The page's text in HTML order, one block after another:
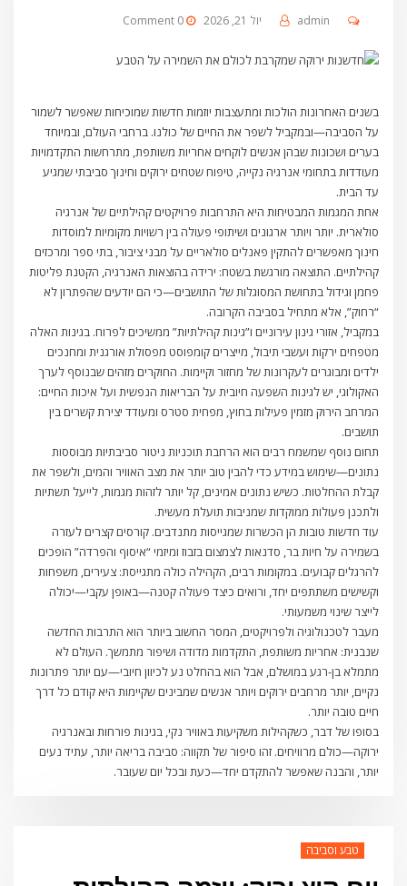
יול 21, 2026 admin
0 Comment
בשנים האחרונות הולכות ומתעצבות יוזמות חדשות שמוכיחות שאפשר לשמור
על הסביבה—ובמקביל לשפר את החיים של כולנו. ברחבי העולם, ובמיוחד
בערים ושכונות שבהן אנשים לוקחים אחריות משותפת, מתרחשות התקדמויות
מעודדות בתחומי אנרגיה נקייה, טיפוח שטחים ירוקים וחינוך סביבתי שמגיע
עד הבית.
אחת המגמות המבטיחות היא התרחבות פרויקטים קהילתיים של אנרגיה
סולארית. יותר ויותר ארגונים ושיתופי פעולה בין רשויות מקומיות למוסדות
חינוך מאפשרים להתקין פאנלים סולאריים על מבני ציבור, בתי ספר ומרכזים
קהילתיים. התוצאה מורגשת בשטח: ירידה בהוצאות האנרגיה, הקטנת פליטות
פחמן וגידול בתחושת המסוגלות של התושבים—כי הם יודעים שהפתרון לא
“רחוק”, אלא מתחיל בסביבה הקרובה.
במקביל, אזורי גינון עירוניים ו”גינות קהילתיות” ממשיכים לפרוח. בגינות האלה
מטפחים ירקות ועשבי תיבול, מייצרים קומפוסט מפסולת אורגנית ומחנכים
ילדים ומבוגרים לעקרונות של מחזור וקיימות. החוקרים מזהים שבנוסף לערך
האקולוגי, יש לגינות השפעה חיובית על הבריאות הנפשית ועל איכות החיים:
המרחב הירוק מזמין פעילות בחוץ, מפחית סטרס ומעודד יצירת קשרים בין
תושבים.
תחום נוסף שמשמח רבים הוא הרחבת תוכניות ניטור סביבתיות מבוססות
נתונים—שימוש במידע כדי להבין טוב יותר את מצב האוויר והמים, ולשפר את
קבלת ההחלטות. כשיש נתונים אמינים, קל יותר לזהות מגמות, לייעל תשתיות
ולתכנן פעולות ממוקדות שמניבות תועלת מעשית.
עוד חדשות טובות הן הכשרות שמגייסות מתנדבים. קורסים קצרים לעזרה
בשמירה על חיות בר, סדנאות לצמצום בזבוז ומיזמי “איסוף והפרדה” הופכים
להרגלים קבועים. במקומות רבים, הקהילה כולה מתגייסת: צעירים, משפחות
וקשישים משתתפים יחד, ורואים כיצד פעולה קטנה—באופן עקבי—יכולה
לייצר שינוי משמעותי.
מעבר לטכנולוגיה ולפרויקטים, המסר החשוב ביותר הוא התרבות החדשה
שנבנית: אחריות משותפת, התקדמות מדודה ושיפור מתמשך. העולם לא
מתמלא בן-רגע במושלם, אבל הוא בהחלט נע לכיוון חיובי—עם יותר פתרונות
נקיים, יותר מרחבים ירוקים ויותר אנשים שמבינים שקיימות היא קודם כל דרך
חיים טובה יותר.
בסופו של דבר, כשקהילות משקיעות באוויר נקי, בגינות פורחות ובאנרגיה
ירוקה—כולם מרוויחים. זהו סיפור של תקווה: סביבה בריאה יותר, עתיד נעים
יותר, והבנה שאפשר להתקדם יחד—כעת ובכל יום שעובר.
טבע וסביבה